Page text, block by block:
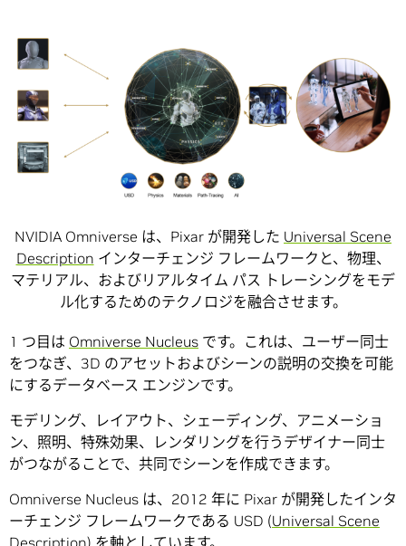
NVIDIA Omniverse は、Pixar が開発した Universal Scene
Description インターチェンジ フレームワークと、物理、
マテリアル、およびリアルタイム パス トレーシングをモデ
ル化するためのテクノロジを融合させます。
1 つ目は Omniverse Nucleus です。これは、ユーザー同士
をつなぎ、3D のアセットおよびシーンの説明の交換を可能
にするデータベース エンジンです。
モデリング、レイアウト、シェーディング、アニメーショ
ン、照明、特殊効果、レンダリングを行うデザイナー同士
がつながることで、共同でシーンを作成できます。
Omniverse Nucleus は、2012 年に Pixar が開発したインタ
ーチェンジ フレームワークである USD (Universal Scene